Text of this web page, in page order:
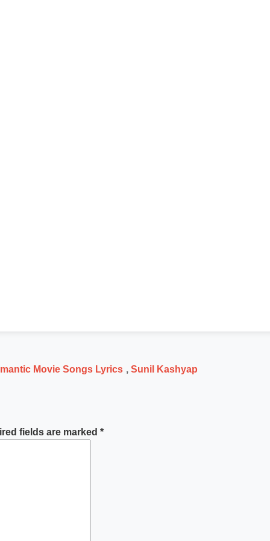
Movie Songs Lyrics , Sunil Kashyap
fields are marked *